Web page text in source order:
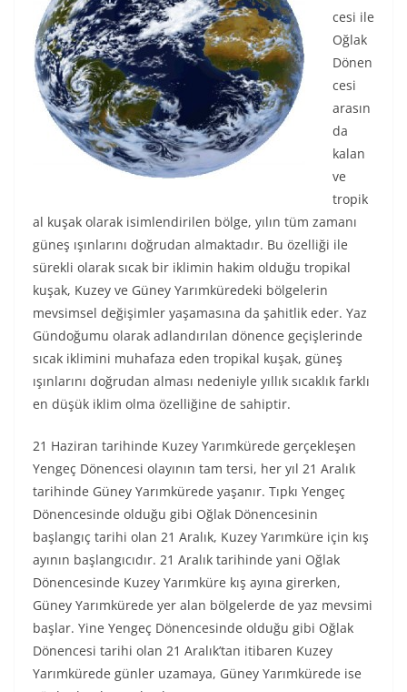
cesi ile
Oğlak
Dönen
cesi
arasın
da
kalan
ve
tropik
al kuşak olarak isimlendirilen bölge, yılın tüm zamanı
güneş ışınlarını doğrudan almaktadır. Bu özelliği ile
sürekli olarak sıcak bir iklimin hakim olduğu tropikal
kuşak, Kuzey ve Güney Yarımküredeki bölgelerin
mevsimsel değişimler yaşamasına da şahitlik eder. Yaz
Gündoğumu olarak adlandırılan dönence geçişlerinde
sıcak iklimini muhafaza eden tropikal kuşak, güneş
ışınlarını doğrudan alması nedeniyle yıllık sıcaklık farklı
en düşük iklim olma özelliğine de sahiptir.
21 Haziran tarihinde Kuzey Yarımkürede gerçekleşen
Yengeç Dönencesi olayının tam tersi, her yıl 21 Aralık
tarihinde Güney Yarımkürede yaşanır. Tıpkı Yengeç
Dönencesinde olduğu gibi Oğlak Dönencesinin
başlangıç tarihi olan 21 Aralık, Kuzey Yarımküre için kış
ayının başlangıcıdır. 21 Aralık tarihinde yani Oğlak
Dönencesinde Kuzey Yarımküre kış ayına girerken,
Güney Yarımkürede yer alan bölgelerde de yaz mevsimi
başlar. Yine Yengeç Dönencesinde olduğu gibi Oğlak
Dönencesi tarihi olan 21 Aralık’tan itibaren Kuzey
Yarımkürede günler uzamaya, Güney Yarımkürede ise